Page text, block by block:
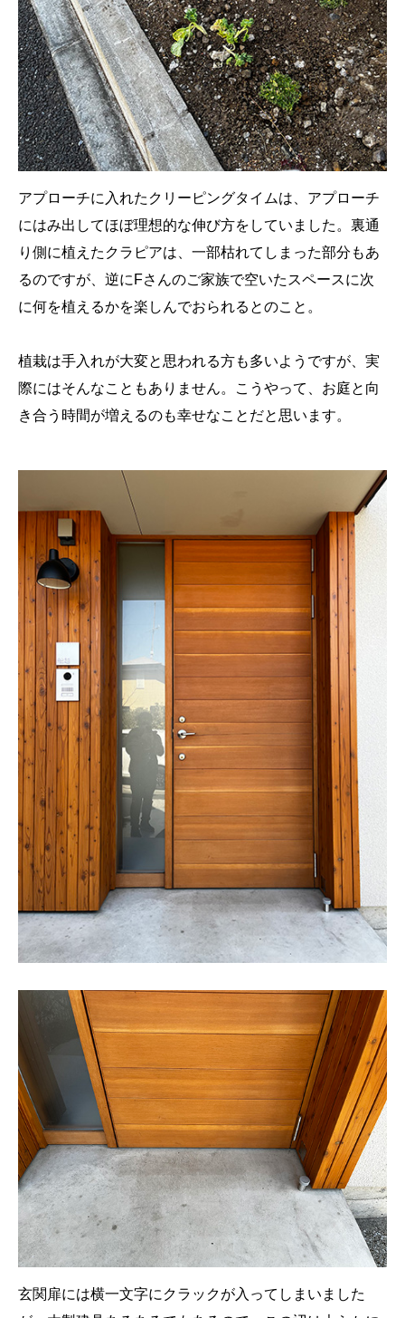
アプローチに入れたクリーピングタイムは、アプローチ
にはみ出してほぼ理想的な伸び方をしていました。裏通
り側に植えたクラピアは、一部枯れてしまった部分もあ
るのですが、逆にFさんのご家族で空いたスペースに次
に何を植えるかを楽しんでおられるとのこと。
植栽は手入れが大変と思われる方も多いようですが、実
際にはそんなこともありません。こうやって、お庭と向
き合う時間が増えるのも幸せなことだと思います。
玄関扉には横一文字にクラックが入ってしまいました